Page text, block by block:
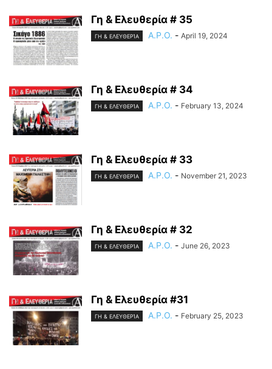
Γη & Ελευθερία # 35
ΓΗ & ΕΛΕΥΘΕΡΊΑ A.P.O. - April 19, 2024
Γη & Ελευθερία # 34
ΓΗ & ΕΛΕΥΘΕΡΊΑ A.P.O. - February 13, 2024
Γη & Ελευθερία # 33
ΓΗ & ΕΛΕΥΘΕΡΊΑ A.P.O. - November 21, 2023
Γη & Ελευθερία # 32
ΓΗ & ΕΛΕΥΘΕΡΊΑ A.P.O. - June 26, 2023
Γη & Ελευθερία #31
ΓΗ & ΕΛΕΥΘΕΡΊΑ A.P.O. - February 25, 2023